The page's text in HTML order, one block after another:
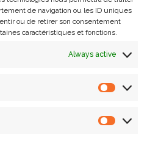
de navigation ou les ID uniques
ou de retirer son consentement
caractéristiques et fonctions.
Always active